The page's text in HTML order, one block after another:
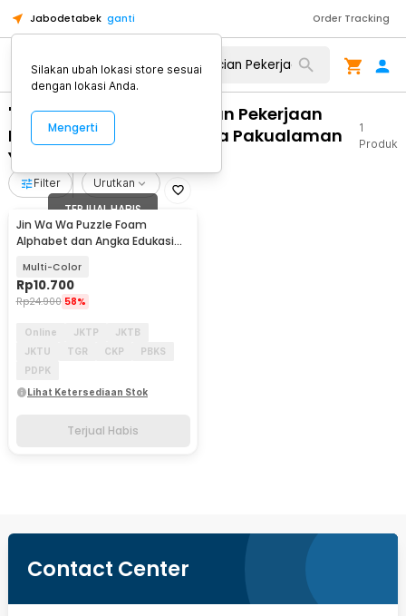
Jabodetabek ganti Order Tracking
"WA 0812 2782 5310 Rincian Pekerjaan
Partisi Ruangan Dari Kaca Pakualaman
Yogyakarta"
1
Produk
Filter Urutkan
TERJUAL HABIS
Jin Wa Wa Puzzle Foam
Alphabet dan Angka Edukasi
Multi-Color
Rp10.700
Rp24.900 58%
Online JKTP
JKTB
JKTU
TGR CKP
PBKS
PDPK
Lihat Ketersediaan Stok
Terjual Habis
Contact Center
Silakan ubah lokasi store sesuai
dengan lokasi Anda.
Mengerti